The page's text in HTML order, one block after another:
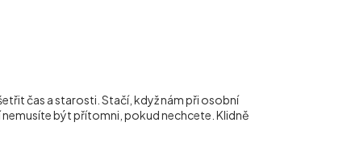
čas a starosti. Stačí, když nám při osobní
nemusíte být přítomni, pokud nechcete. Klidně